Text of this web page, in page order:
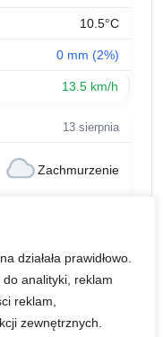
działała prawidłowo.
analityki, reklam
reklam,
zewnętrznych.
10.5°C
0 mm (2%)
13.5 km/h
13 sierpnia
Zachmurzenie
0 mm (0%)